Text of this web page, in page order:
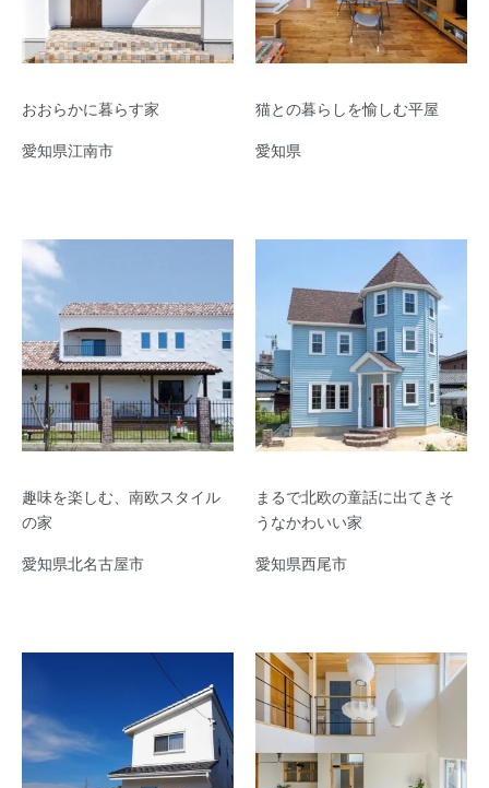
おおらかに暮らす家
愛知県江南市
猫との暮らしを愉しむ平屋
愛知県
趣味を楽しむ、南欧スタイル
の家
愛知県北名古屋市
まるで北欧の童話に出てきそ
うなかわいい家
愛知県西尾市